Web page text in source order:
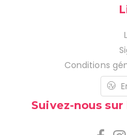
Conditions
Suivez-nous